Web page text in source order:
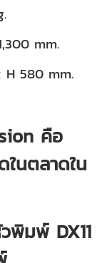
mm.
580 mm.
คือ
นตลาดใน
พิมพ์ DX11